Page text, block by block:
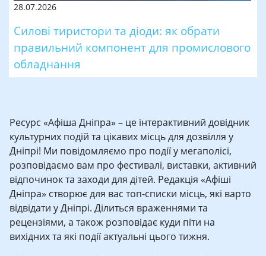
28.07.2026
Силові тиристори та діоди: як обрати
правильний компонент для промислового
обладнання
Ресурс «Афіша Дніпра» – це інтерактивний довідник
культурних подій та цікавих місць для дозвілля у
Дніпрі! Ми повідомляємо про події у мегаполісі,
розповідаємо вам про фестивалі, виставки, активний
відпочинок та заходи для дітей. Редакція «Афіші
Дніпра» створює для вас топ-списки місць, які варто
відвідати у Дніпрі. Ділиться враженнями та
рецензіями, а також розповідає куди піти на
вихідних та які події актуальні цього тижня.